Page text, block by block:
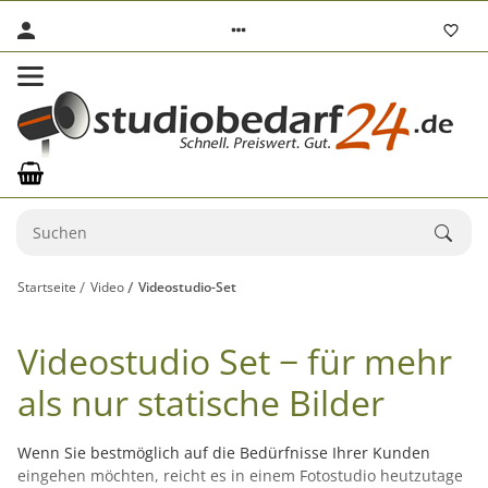
Startseite Video Videostudio-Set
Videostudio Set − für mehr
als nur statische Bilder
Wenn Sie bestmöglich auf die Bedürfnisse Ihrer Kunden
eingehen möchten, reicht es in einem Fotostudio heutzutage